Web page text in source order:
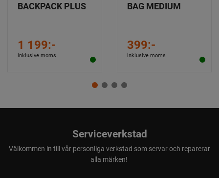
BACKPACK PLUS
1 199:-
inklusive moms
BAG MEDIUM
399:-
inklusive moms
Serviceverkstad
Välkommen in till vår personliga verkstad som servar och reparerar
alla märken!